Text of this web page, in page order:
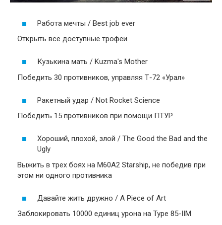
Работа мечты / Best job ever
Открыть все доступные трофеи
Кузькина мать / Kuzma's Mother
Победить 30 противников, управляя Т-72 «Урал»
Ракетный удар / Not Rocket Science
Победить 15 противников при помощи ПТУР
Хороший, плохой, злой / The Good the Bad and the
Ugly
Выжить в трех боях на M60A2 Starship, не победив при
этом ни одного противника
Давайте жить дружно / A Piece of Art
Заблокировать 10000 единиц урона на Type 85-IIM